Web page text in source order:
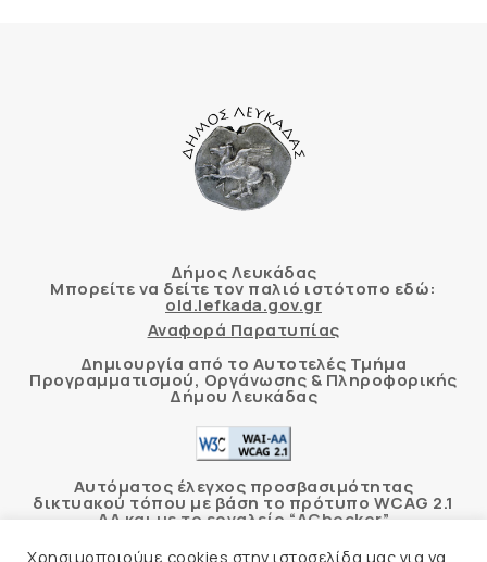
Δήμος Λευκάδας
Μπορείτε να δείτε τον παλιό ιστότοπο εδώ:
old.lefkada.gov.gr
Αναφορά Παρατυπίας
Δημιουργία από το Αυτοτελές Τμήμα
Προγραμματισμού, Οργάνωσης & Πληροφορικής
Δήμου Λευκάδας
Αυτόματος έλεγχος προσβασιμότητας
δικτυακού τόπου με βάση το πρότυπο WCAG 2.1
AA και με το εργαλείο “AChecker”
Δήλωση Προσβασιμότητας
Χρησιμοποιούμε cookies στην ιστοσελίδα μας για να